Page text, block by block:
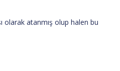
olarak atanmış olup halen bu